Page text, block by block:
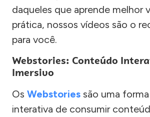
daqueles que aprende melhor
prática, nossos vídeos são o
para você.
Webstories: Conteúdo
Imersivo
Os Webstories são uma
interativa de consumir